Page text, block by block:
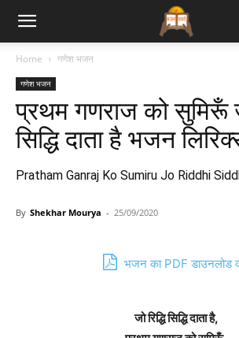
Bhajan
Lyrics
Home गणेश भजन
गणेश भजन
प्रथम गणराज को सुमिरूँ
सिद्धि दाता है भजन
Pratham Ganraj Ko Sumiru Jo Riddhi
By Shekhar Mourya - 25/09/2020
भजन का PDF डाउनलोड
जो रिद्धि सिद्धि दाता है,